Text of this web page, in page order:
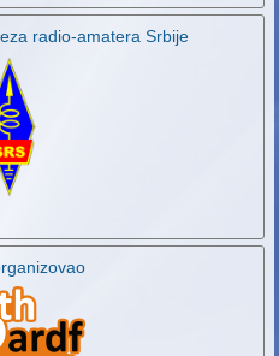
radio-amatera Srbije